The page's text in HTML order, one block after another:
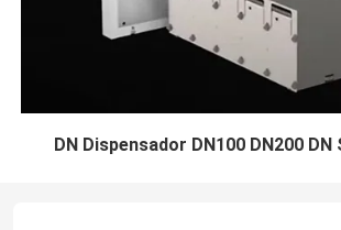
DN Dispensador DN100 DN200 DN